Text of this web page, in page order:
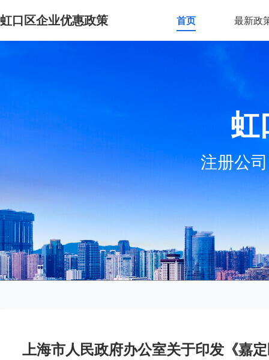
虹口区企业优惠政策 首页 最新政
虹
注册公
上海市人民政府办公室关于印发《嘉